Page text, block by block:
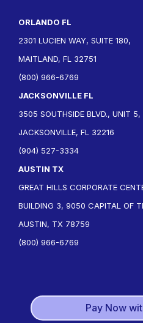
ORLANDO FL
2301 LUCIEN WAY, SUITE 180,
MAITLAND, FL 32751
(800) 966-6769
JACKSONVILLE FL
3505 SOUTHSIDE BLVD., UNIT 5,
JACKSONVILLE, FL 32216
(904) 527-3334
AUSTIN TX
GREAT HILLS CORPORATE
BUILDING 3, 9050 CAPITAL OF
AUSTIN, TX 78759
(800) 966-6769
Pay Now